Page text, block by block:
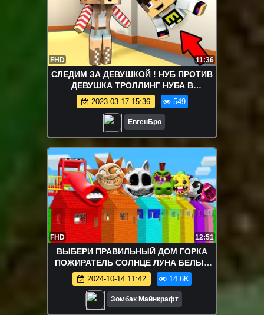
FHD 11:36
СЛЕДИМ ЗА ДЕВУШКОЙ ! НУБ ПРОТИВ
ДЕВУШКА ТРОЛЛИНГ НУБА В
МАЙНКРАФТ видео нубик Minecraft
2023-03-17 15:36 549
ЕвгенБро
FHD 12:51
ВЫБЕРИ ПРАВИЛЬНЫЙ ДОМ ГОРКА
ПОЖИРАТЕЛЬ СОЛНЦЕ ЛУНА БЕЛЫЙ
КОТ В МАЙНКРАФТ POPPY PLAYTIME
CHAPTER 3
2024-10-14 11:42 14.6K
Зомбак Майнкрафт